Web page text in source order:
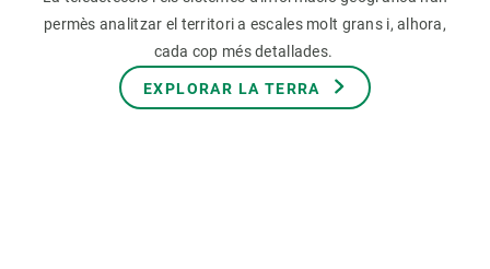
permès analitzar el territori a escales molt grans i, alhora,
cada cop més detallades.
EXPLORAR LA TERRA